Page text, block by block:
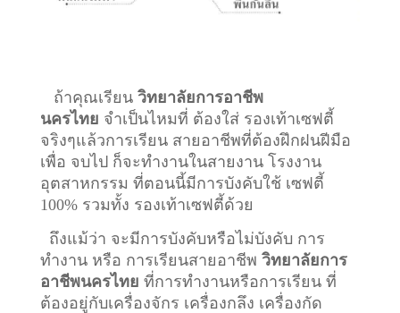
ถ้าคุณเรียน วิทยาลัยการอาชีพ
นครไทย จำเป็นไหมที่ ต้องใส่ รองเท้าเซฟตี้
จริงๆแล้วการเรียน สายอาชีพที่ต้องฝึกฝนฝีมือ
เพื่อ จบไป ก็จะทำงานในสายงาน โรงงาน
อุตสาหกรรม ที่ตอนนี้มีการบังคับใช้ เซฟตี้
100% รวมทั้ง รองเท้าเซฟตี้ด้วย
ถึงแม้ว่า จะมีการบังคับหรือไม่บังคับ การ
ทำงาน หรือ การเรียนสายอาชีพ วิทยาลัยการ
อาชีพนครไทย ที่การทำงานหรือการเรียน ที่
ต้องอยู่กับเครื่องจักร เครื่องกลึง เครื่องกัด